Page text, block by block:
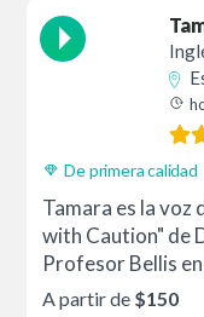
De primera calidad
Tamara es la voz
with Caution" de
Profesor Bellis
A partir de $150